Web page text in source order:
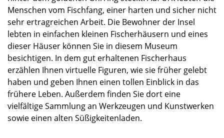
Menschen vom Fischfang, einer harten und sicher nicht
sehr ertragreichen Arbeit. Die Bewohner der Insel
lebten in einfachen kleinen Fischerhäusern und eines
dieser Häuser können Sie in diesem Museum
besichtigen. In dem gut erhaltenen Fischerhaus
erzählen Ihnen virtuelle Figuren, wie sie früher gelebt
haben und geben Ihnen einen tollen Einblick in das
frühere Leben. Außerdem finden Sie dort eine
vielfältige Sammlung an Werkzeugen und Kunstwerken
sowie einen alten Süßigkeitenladen.